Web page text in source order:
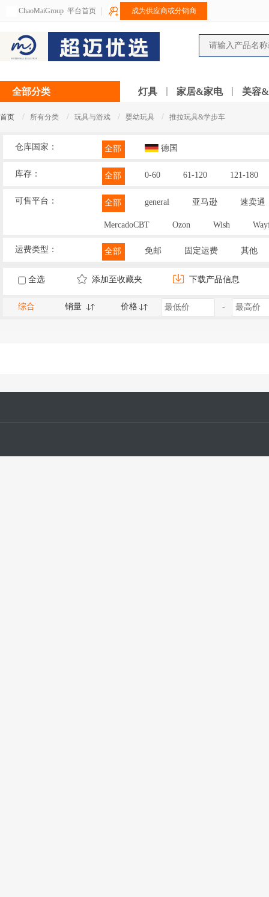
ChaoMaiGroup 平台首页 成为供应商或分销商
全部分类 灯具 家居&家电 美容
首页 / 所有分类 / 玩具与游戏 / 婴幼玩具 / 推拉玩具&学步车
仓库国家： 全部 德国
库存： 全部 0-60 61-120 121-180
可售平台： 全部 general 亚马逊 速卖通
MercadoCBT Ozon Wish
运费类型： 全部 免邮 固定运费 其他
全选 添加至收藏夹 下载产品信息
综合 销量 价格 -